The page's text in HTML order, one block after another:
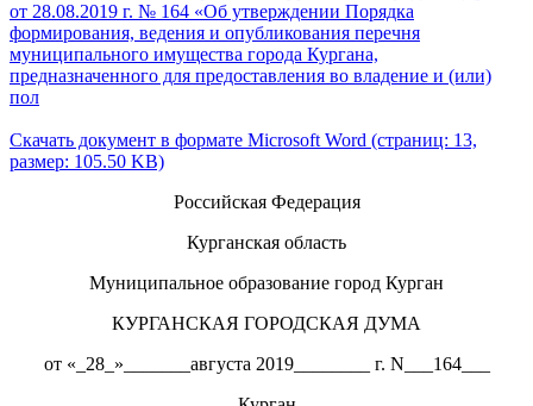
от 28.08.2019 г. № 164 «Об утверждении Порядка
формирования, ведения и опубликования перечня
муниципального имущества города Кургана,
предназначенного для предоставления во владение и (или)
пол
Скачать документ в формате Microsoft Word (страниц: 13,
размер: 105.50 KB)
Российская Федерация
Курганская область
Муниципальное образование город Курган
КУРГАНСКАЯ ГОРОДСКАЯ ДУМА
от «_28_»_______августа 2019________ г. N___164___